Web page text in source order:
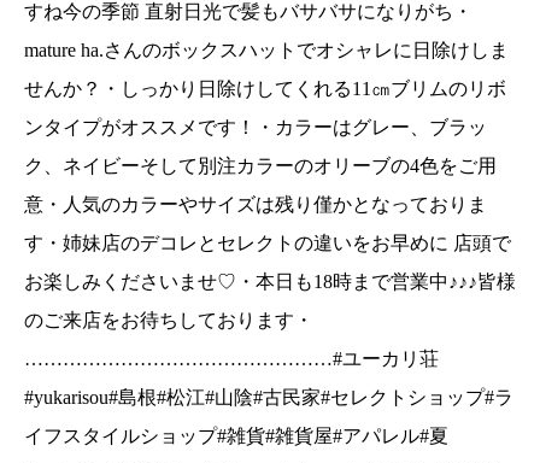
…………………………………………#ユーカリ荘
#yukarisou#島根#松江#山陰#古民家#セレクトシ
ョップ#ライフスタイルショップ#雑貨#雑貨屋#ア
パレル#夏#matureha#帽子#ボックスハット#ハッ
ト#リボン#101#島根旅#島根旅行#旅#旅行
@decolle_apparel @decolle_matsue
すね今の季節 直射日光で髪もバサバサになりがち・
mature ha.さんのボックスハットでオシャレに日除けしま
せんか？・しっかり日除けしてくれる11㎝ブリムのリボ
ンタイプがオススメです！・カラーはグレー、ブラッ
ク、ネイビーそして別注カラーのオリーブの4色をご用
意・人気のカラーやサイズは残り僅かとなっておりま
す・姉妹店のデコレとセレクトの違いをお早めに 店頭で
お楽しみくださいませ♡・本日も18時まで営業中♪♪♪皆様
のご来店をお待ちしております・
…………………………………………#ユーカリ荘
#yukarisou#島根#松江#山陰#古民家#セレクトショップ#ラ
イフスタイルショップ#雑貨#雑貨屋#アパレル#夏